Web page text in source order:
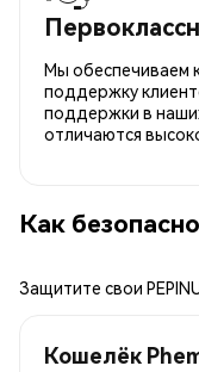
Мы обеспечиваем
поддержку
поддержки в
отличаются
Как
Защитите свои
Кошелёк